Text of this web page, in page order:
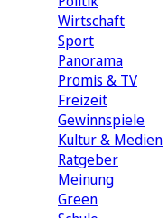
Wirtschaft
Sport
Panorama
Promis & TV
Freizeit
Gewinnspiele
Kultur & Medien
Ratgeber
Meinung
Green